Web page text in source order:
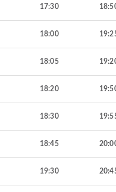
17:30
18:00
18:05
18:20
18:30
18:45
19:30